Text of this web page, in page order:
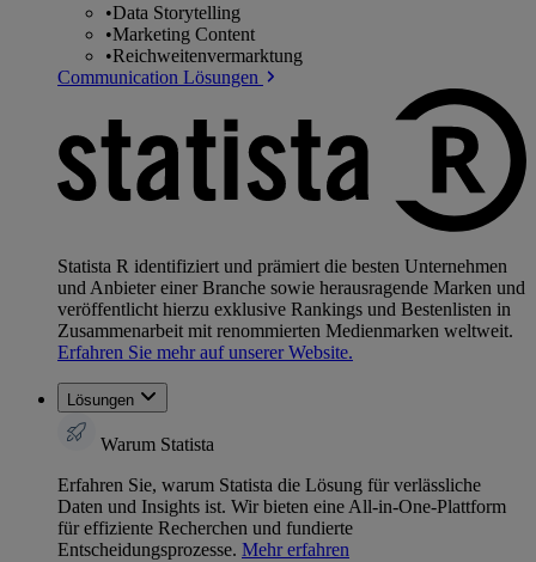
•Data Storytelling
•Marketing Content
•Reichweitenvermarktung
Communication Lösungen
Statista R identifiziert und prämiert die besten Unternehmen
und Anbieter einer Branche sowie herausragende Marken und
veröffentlicht hierzu exklusive Rankings und Bestenlisten in
Zusammenarbeit mit renommierten Medienmarken weltweit.
Erfahren Sie mehr auf unserer Website.
Lösungen
Warum Statista
Erfahren Sie, warum Statista die Lösung für verlässliche
Daten und Insights ist. Wir bieten eine All-in-One-Plattform
für effiziente Recherchen und fundierte
Entscheidungsprozesse. Mehr erfahren